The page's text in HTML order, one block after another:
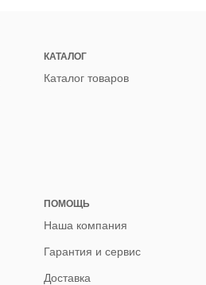
КАТАЛОГ
Каталог товаров
ПОМОЩЬ
Наша компания
Гарантия и сервис
Доставка